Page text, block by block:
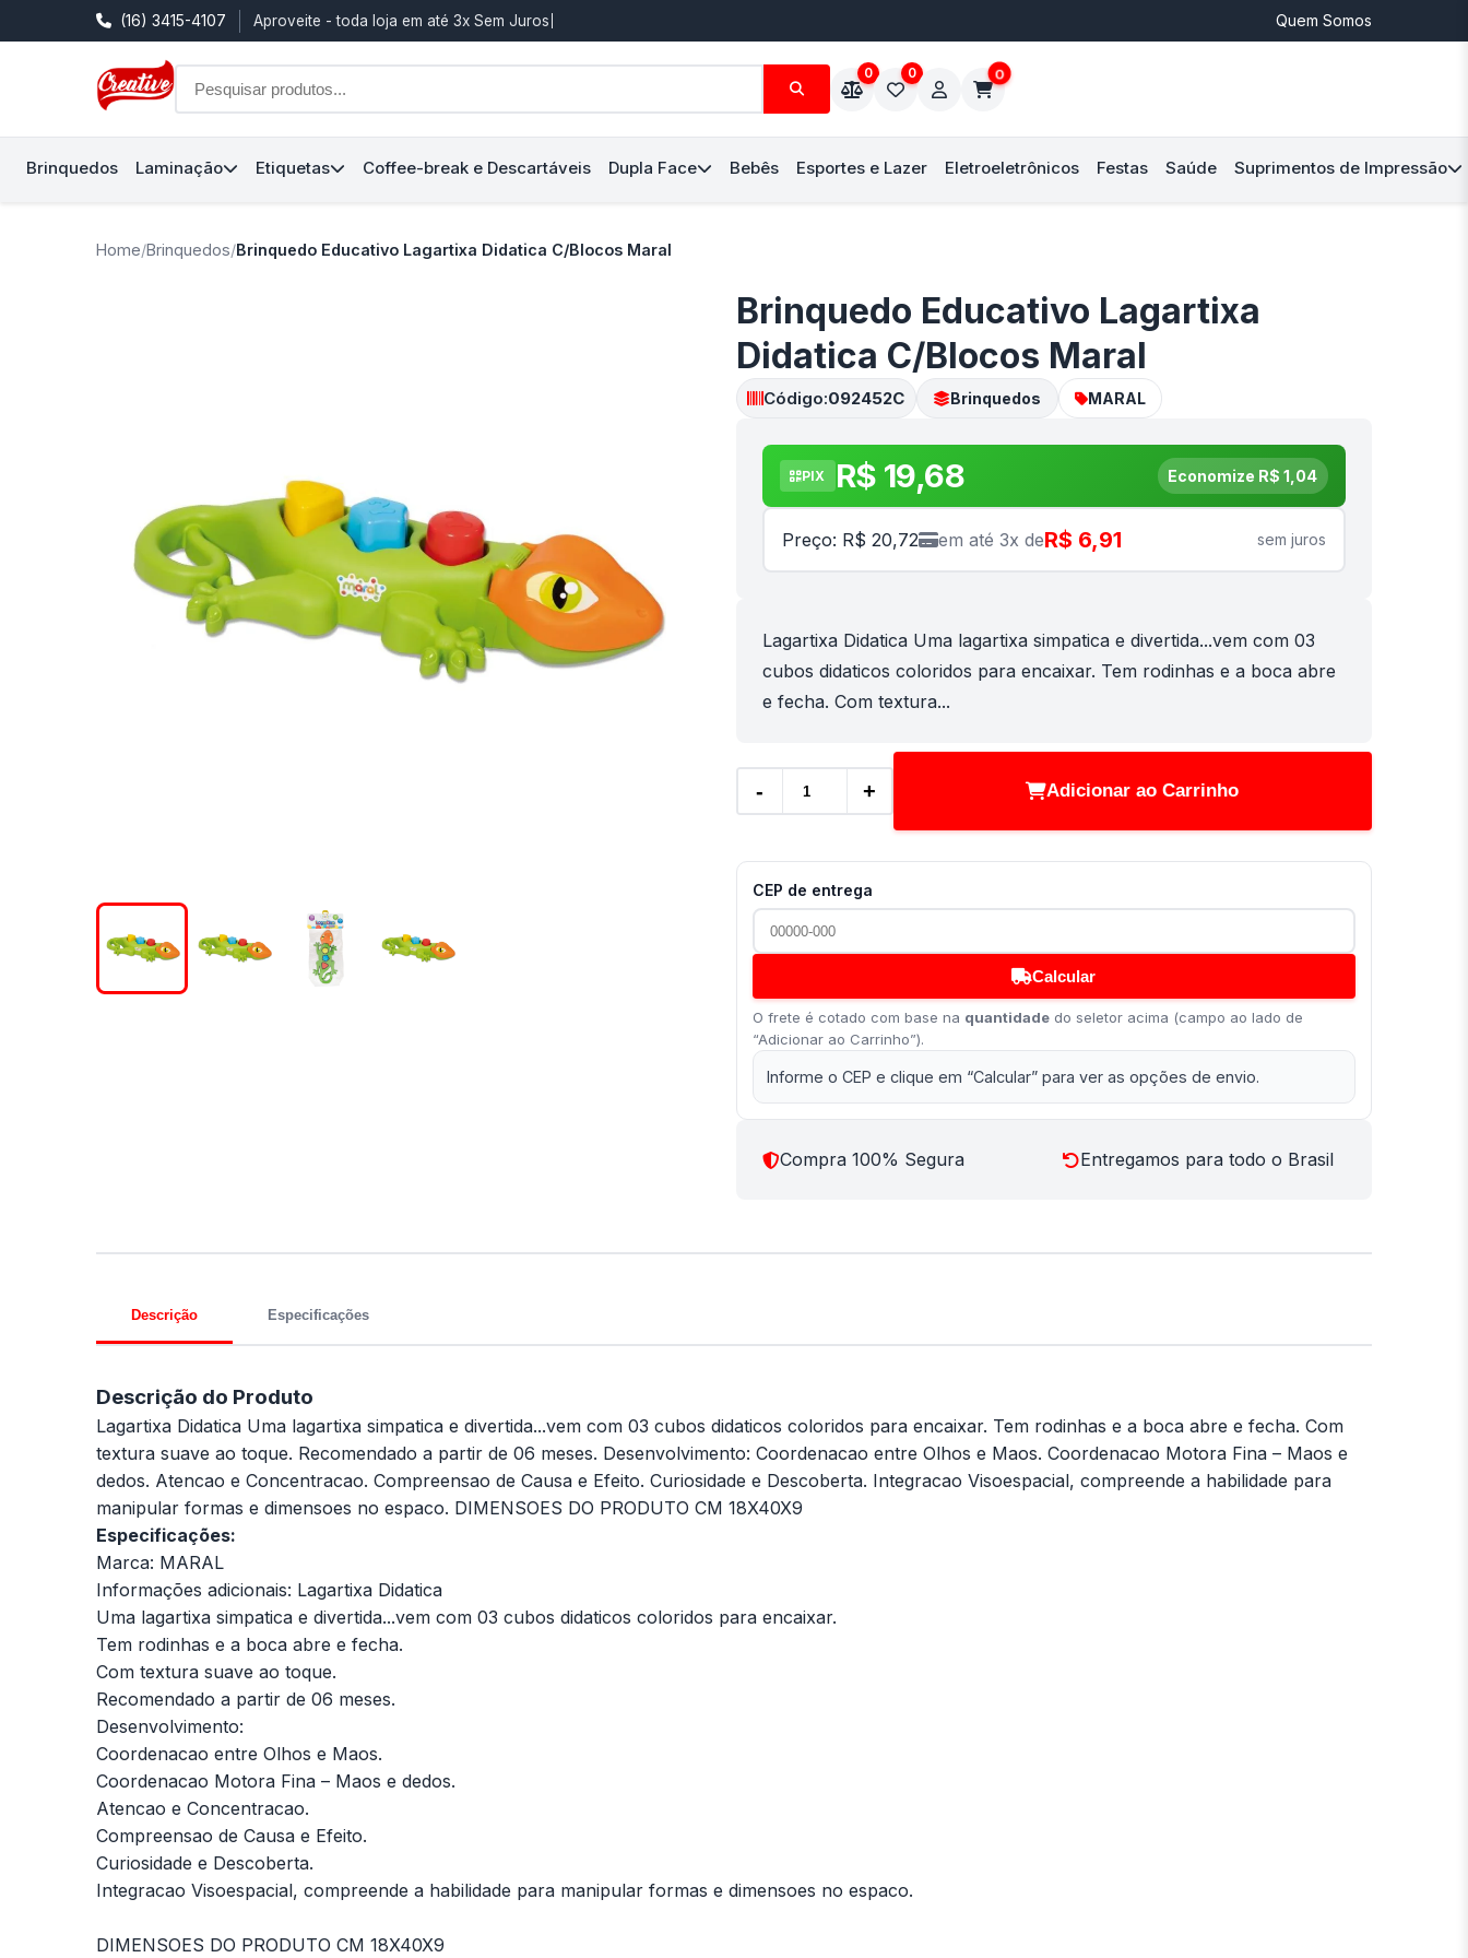
(16) 3415-4107 Aproveite - toda loja em até 3x Sem Juros Quem Somos
0 0 0
Brinquedos Laminação Etiquetas Coffee-break e Descartáveis Dupla Face Bebês Esportes e Lazer Eletroeletrônicos Festas Saúde Suprimentos de Impressão
Home/Brinquedos/Brinquedo Educativo Lagartixa Didatica C/Blocos Maral
Brinquedo Educativo Lagartixa
Didatica C/Blocos Maral
Código:092452C Brinquedos MARAL
PIX R$ 19,68 Economize R$ 1,04
Preço: R$ 20,72 em até 3x deR$ 6,91 sem juros
Lagartixa Didatica Uma lagartixa simpatica e divertida...vem com 03
cubos didaticos coloridos para encaixar. Tem rodinhas e a boca abre
e fecha. Com textura...
- + Adicionar ao Carrinho
CEP de entrega
Calcular
O frete é cotado com base na quantidadedo seletor acima (campo ao lado de
“Adicionar ao Carrinho”).
Informe o CEP e clique em “Calcular” para ver as opções de envio.
Compra 100% Segura Entregamos para todo o Brasil
Descrição Especificações
Descrição do Produto
Lagartixa Didatica Uma lagartixa simpatica e divertida...vem com 03 cubos didaticos coloridos para encaixar. Tem rodinhas e a boca abre e fecha. Com
textura suave ao toque. Recomendado a partir de 06 meses. Desenvolvimento: Coordenacao entre Olhos e Maos. Coordenacao Motora Fina – Maos e
dedos. Atencao e Concentracao. Compreensao de Causa e Efeito. Curiosidade e Descoberta. Integracao Visoespacial, compreende a habilidade para
manipular formas e dimensoes no espaco. DIMENSOES DO PRODUTO CM 18X40X9
Especificações:
Marca: MARAL
Informações adicionais: Lagartixa Didatica
Uma lagartixa simpatica e divertida...vem com 03 cubos didaticos coloridos para encaixar.
Tem rodinhas e a boca abre e fecha.
Com textura suave ao toque.
Recomendado a partir de 06 meses.
Desenvolvimento:
Coordenacao entre Olhos e Maos.
Coordenacao Motora Fina – Maos e dedos.
Atencao e Concentracao.
Compreensao de Causa e Efeito.
Curiosidade e Descoberta.
Integracao Visoespacial, compreende a habilidade para manipular formas e dimensoes no espaco.
DIMENSOES DO PRODUTO CM 18X40X9